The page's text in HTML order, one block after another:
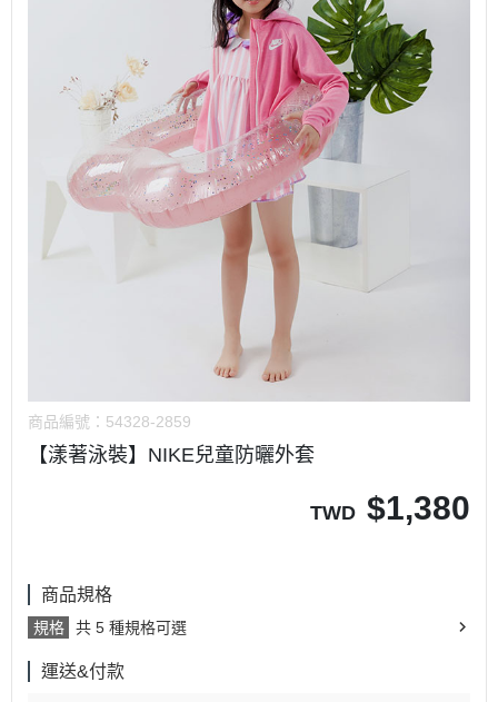
商品編號： 54328-2859
【漾著泳裝】NIKE兒童防曬外套
TWD $1,380
商品規格
規格 共 5 種規格可選
運送&付款